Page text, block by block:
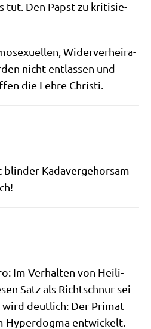
tut. Den Papst zu kri­ti­sie­
Wider­ver­hei­ra­
nicht ent­las­sen und
die Leh­re Christi.
blin­der Kada­ver­ge­hor­sam
Im Ver­hal­ten von Hei­li­
Satz als Richt­schnur sei­
wird deut­lich: Der Pri­mat
Hyper­dog­ma ent­wickelt.